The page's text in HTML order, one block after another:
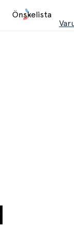
Önskelista